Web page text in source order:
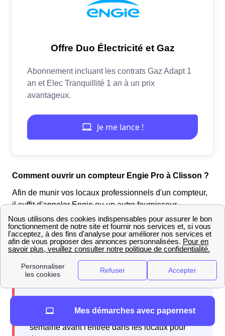
Comment ouvrir un compteur Engie Pro à Clisson ?
Afin de munir vos locaux professionnels d'un compteur,
il suffit d'appeler Engie ou un autre fournisseur
d'énergie. N'hésitez pas à nous appeler pour savoir quel
fournisseur vous propose l'offre la plus avantageuse à
Clisson.
recommandé de faire les démarches plus d'une
semaine avant l'entrée dans les locaux pour
Mes démarches avec papernest